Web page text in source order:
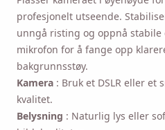
profesjonelt utseende.
unngå risting og oppnå stabile
mikrofon for å fange opp
bakgrunnsstøy.
Kamera : Bruk et DSLR eller et
kvalitet.
Belysning : Naturlig lys eller
Name
Email